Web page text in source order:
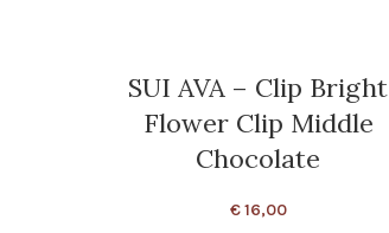
SUI AVA – Clip Bright
Flower Clip Middle
Chocolate
€16,00